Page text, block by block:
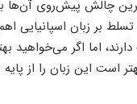
چالش پیش‌روی آن‌ها
بر زبان اسپانیایی
اما اگر می‌خواهید
است این زبان را از